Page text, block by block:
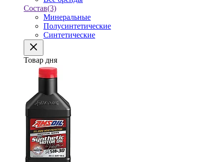
Состав(3)
Минеральные
Полусинтетические
Синтетические
Товар дня